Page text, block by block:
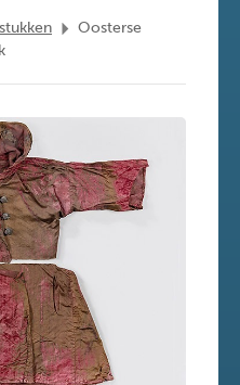
Oosterse